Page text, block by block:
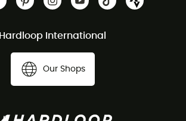
Hardloop International
Our Shops